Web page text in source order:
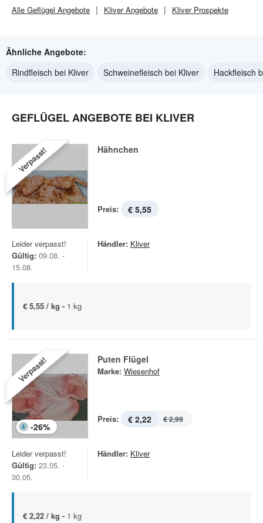
Alle Geflügel Angebote KliverAngebote KliverProspekte
Ähnliche Angebote:
Rindfleisch bei Kliver
Schweinefleisch bei Kliver Hackfleisch
GEFLÜGEL ANGEBOTE BEI KLIVER
Verpasst! Hähnchen
Preis: € 5,55
Leider verpasst!
Gültig: 09.08. -
15.08.
Händler: Kliver
€ 5,55 / kg - 1 kg
Verpasst!
-26%
Puten Flügel
Marke: Wiesenhof
Preis: € 2,22 € 2,99
Leider verpasst!
Gültig: 23.05. -
30.05.
Händler: Kliver
€ 2,22 / kg - 1 kg